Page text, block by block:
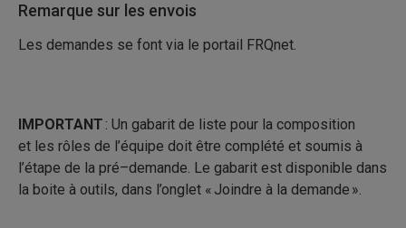
Remarque sur les envois
Les demandes se font via le portail FRQnet.
IMPORTANT : Un gabarit de liste pour la composition
et les rôles de l’équipe doit être complété et soumis à
l’étape de la pré–demande. Le gabarit est disponible dans
la boite à outils, dans l’onglet « Joindre à la demande ».